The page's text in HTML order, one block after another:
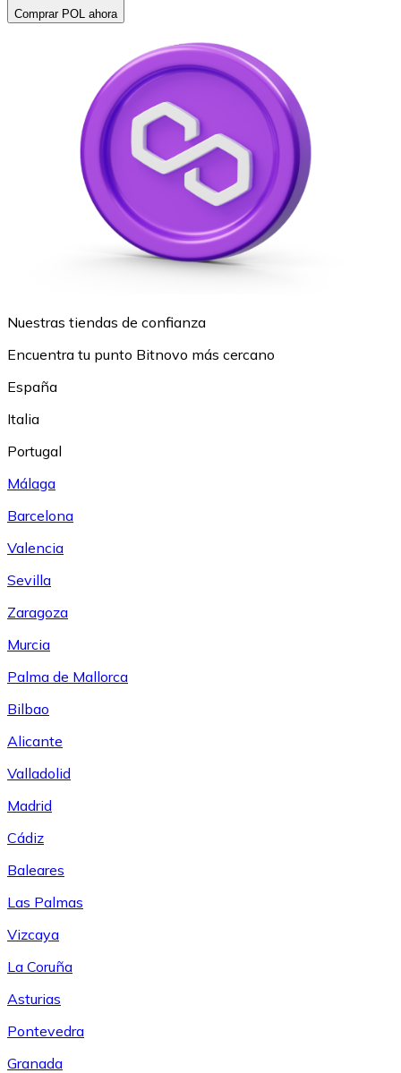
Comprar POL ahora
Nuestras tiendas de confianza
Encuentra tu punto Bitnovo más cercano
España
Italia
Portugal
Málaga
Barcelona
Valencia
Sevilla
Zaragoza
Murcia
Palma de Mallorca
Bilbao
Alicante
Valladolid
Madrid
Cádiz
Baleares
Las Palmas
Vizcaya
La Coruña
Asturias
Pontevedra
Granada